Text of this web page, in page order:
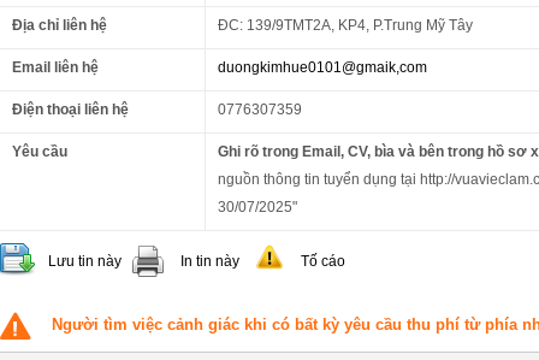
Địa chỉ liên hệ ĐC: 139/9TMT2A, KP4, P.Trung Mỹ Tây
Email liên hệ duongkimhue0101@gmaik,com
Điện thoại liên hệ 0776307359
Yêu cầu
Ghi rõ trong Email, CV, bìa và bên trong hồ sơ
nguồn thông tin tuyển dụng tại http://
30/07/2025"
Lưu tin này In tin này Tố cáo
Người tìm việc cảnh giác khi có bất kỳ yêu cầu thu phí từ phía